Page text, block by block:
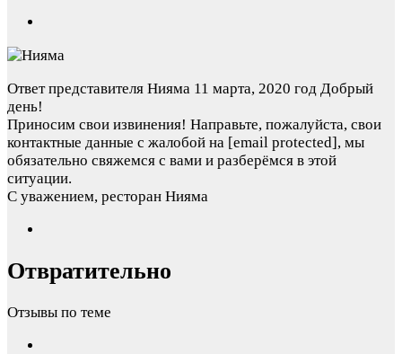
Ответ представителя Нияма 11 марта, 2020 год Добрый
день!
Приносим свои извинения! Направьте, пожалуйста, свои
контактные данные с жалобой на [email protected], мы
обязательно свяжемся с вами и разберёмся в этой
ситуации.
С уважением, ресторан Нияма
Отвратительно
Отзывы по теме